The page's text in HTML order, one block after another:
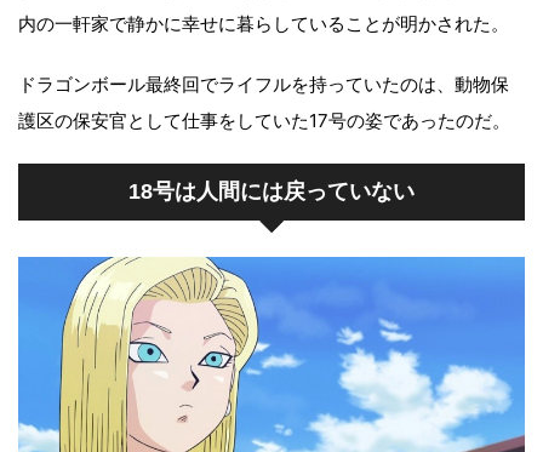
内の一軒家で静かに幸せに暮らしていることが明かされた。
ドラゴンボール最終回でライフルを持っていたのは、動物保
護区の保安官として仕事をしていた17号の姿であったのだ。
18号は人間には戻っていない